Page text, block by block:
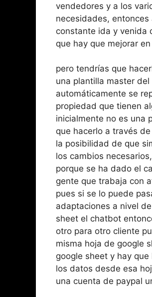
vendedores y a los
necesidades,
constante ida y venida
que hay que mejorar
pero tendrías que
una plantilla master
automáticamente se
propiedad que tienen
inicialmente no es una
que hacerlo a través
la posibilidad de que
los cambios
porque se ha dado el
gente que trabaja con
pues si se lo puede
adaptaciones a nivel
sheet el chatbot
otro para otro cliente
misma hoja de google
google sheet y hay
los datos desde esa
una cuenta de paypal